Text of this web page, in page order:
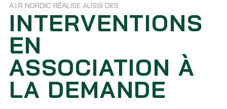
A.I.R NORDIC RÉALISE AUSSI DES
INTERVENTIONS
EN
ASSOCIATION À
LA DEMANDE